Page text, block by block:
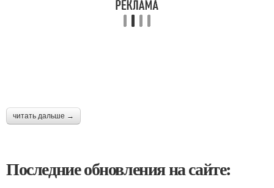
читать дальше →
Последние обновления на сайте: